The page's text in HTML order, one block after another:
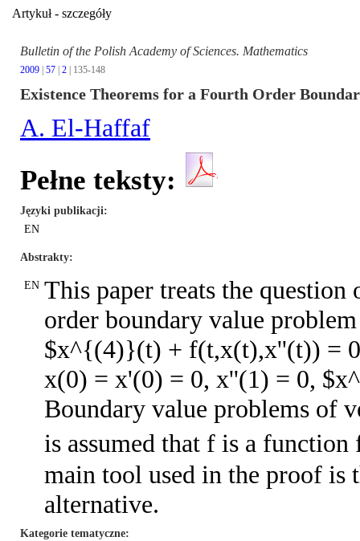
Artykuł - szczegóły
Bulletin of the Polish Academy of Sciences. Mathematics
2009 57 2 | 135-148
Existence Theorems for a Fourth Order
A. El-Haffaf
Pełne teksty:
Języki publikacji
EN
Abstrakty
EN This paper treats the
order boundary value
$x^{(4)}(t) + f(t,x(t),x''(t)) =
x(0) = x'(0) = 0, x''(1) = 0,
Boundary value problems of
is assumed that f is a
main tool used in the proof is
alternative.
Kategorie tematyczne